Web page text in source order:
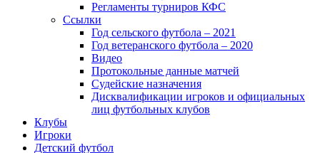
Регламенты турниров КФС
Ссылки
Год сельского футбола – 2021
Год ветеранского футбола – 2020
Видео
Протокольные данные матчей
Судейские назначения
Дисквалификации игроков и официальных
лиц футбольных клубов
Клубы
Игроки
Детский футбол